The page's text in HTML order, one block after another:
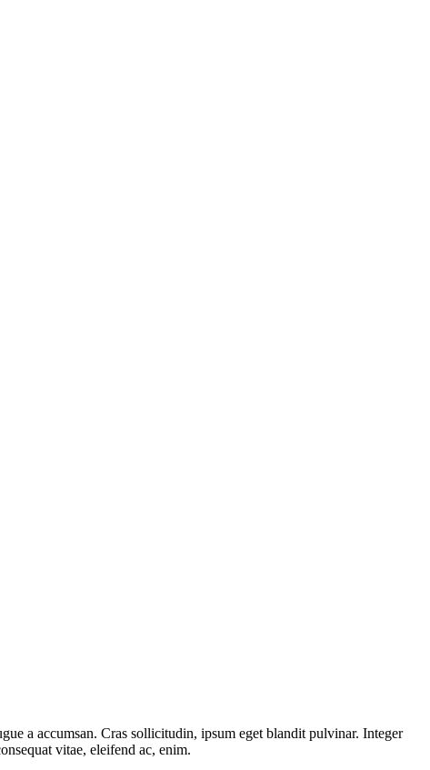
a accumsan. Cras sollicitudin, ipsum eget blandit pulvinar. Integer
vitae, eleifend ac, enim.